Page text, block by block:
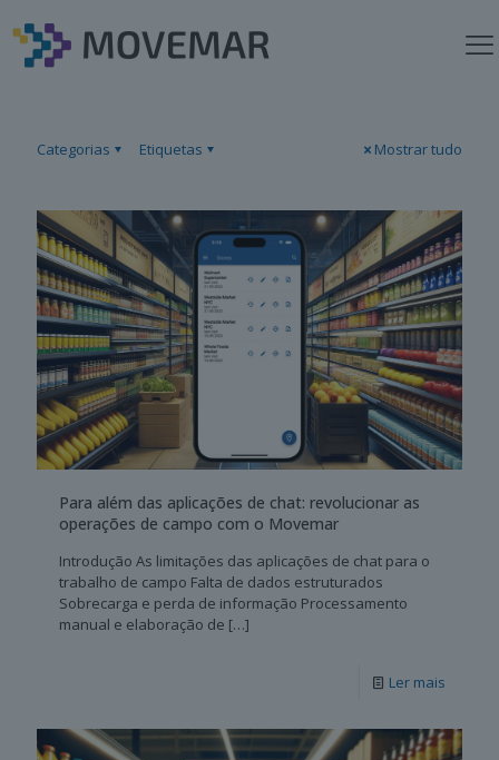
Categorias Etiquetas Mostrar tudo
Para além das aplicações de chat: revolucionar as
operações de campo com o Movemar
Introdução As limitações das aplicações de chat para o
trabalho de campo Falta de dados estruturados
Sobrecarga e perda de informação Processamento
manual e elaboração de […]
Ler mais